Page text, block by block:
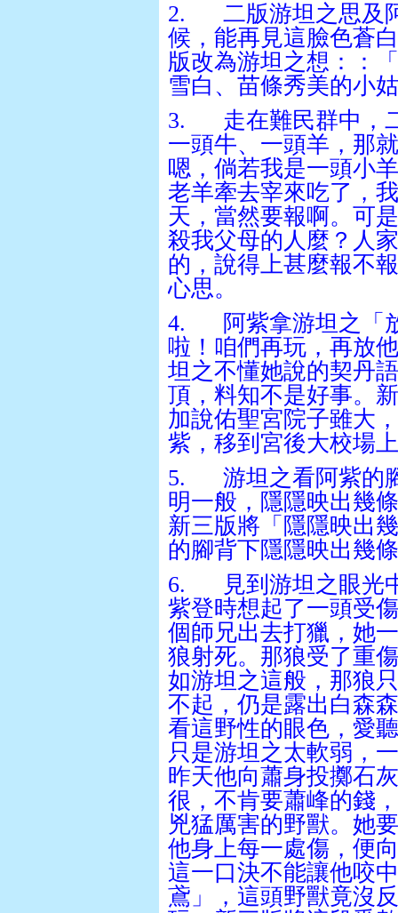
2.
二版游坦之思及
候，能再見這臉色蒼
版改為游坦之想：：
雪白、苗條秀美的小
3.
走在難民群中，
一頭牛、一頭羊，那
嗯，倘若我是一頭小
老羊牽去宰來吃了，
天，當然要報啊。可
殺我父母的人麼？人
的，說得上甚麼報不
心思。
4.
阿紫拿游坦之「
啦！咱們再玩，再放
坦之不懂她說的契丹
頂，料知不是好事。
加說佑聖宮院子雖大
紫，移到宮後大校場
5.
游坦之看阿紫的
明一般，隱隱映出幾
新三版將「隱隱映出
的腳背下隱隱映出幾
6.
見到游坦之眼光
紫登時想起了一頭受
個師兄出去打獵，她
狼射死。那狼受了重
如游坦之這般，那狼
不起，仍是露出白森
看這野性的眼色，愛
只是游坦之太軟弱，
昨天他向蕭身投擲石
很，不肯要蕭峰的錢
兇猛厲害的野獸。她
他身上每一處傷，便
這一口決不能讓他咬
鳶」，這頭野獸竟沒